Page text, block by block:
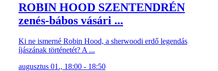
ROBIN HOOD SZENTENDRÉN
zenés-bábos vásári ...
Ki ne ismerné Robin Hood, a sherwoodi erdő legendás
íjászának történetét? A ...
augusztus 01., 18:00 - 18:50